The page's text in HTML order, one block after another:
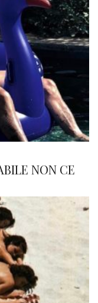
NON CE